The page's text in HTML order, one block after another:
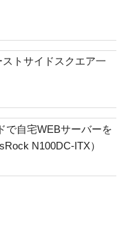
トサイドスクエア一
で自宅WEBサーバーを
N100DC-ITX）